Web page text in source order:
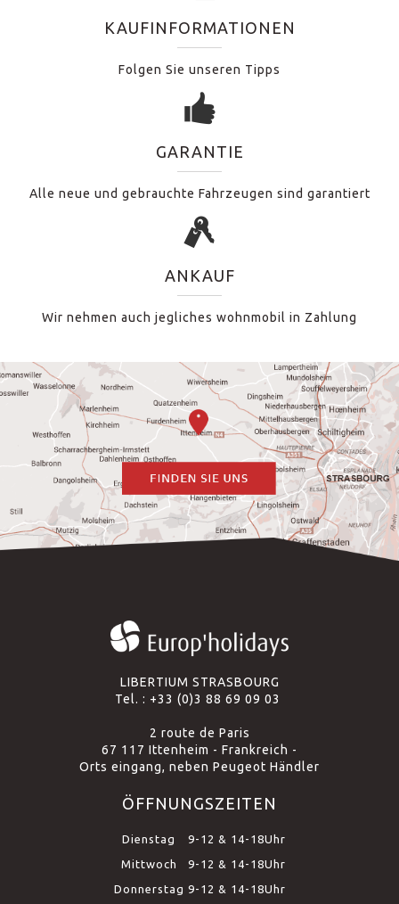
KAUFINFORMATIONEN
Folgen Sie unseren Tipps
GARANTIE
Alle neue und gebrauchte Fahrzeugen sind garantiert
ANKAUF
Wir nehmen auch jegliches wohnmobil in Zahlung
LIBERTIUM STRASBOURG
Tel. : +33 (0)3 88 69 09 03
2 route de Paris
67 117 Ittenheim - Frankreich -
Orts eingang, neben Peugeot Händler
ÖFFNUNGSZEITEN
Dienstag
9-12 & 14-18Uhr
Mittwoch
9-12 & 14-18Uhr
Donnerstag 9-12 & 14-18Uhr